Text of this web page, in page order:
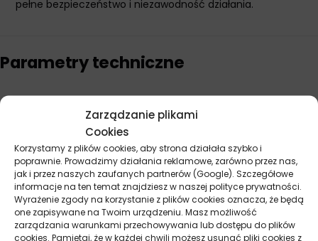
Zarządzanie plikami
Cookies
Korzystamy z plików cookies, aby strona działała szybko i
poprawnie. Prowadzimy działania reklamowe, zarówno przez nas,
jak i przez naszych zaufanych partnerów (Google). Szczegółowe
informacje na ten temat znajdziesz w naszej polityce prywatności.
Wyrażenie zgody na korzystanie z plików cookies oznacza, że będą
one zapisywane na Twoim urządzeniu. Masz możliwość
zarządzania warunkami przechowywania lub dostępu do plików
cookies. Pamiętaj, że w każdej chwili możesz usunąć pliki cookies z
pełne bezpieczeństwo i niezawodność działania.
Parametry techniczne
Producent Virage
Opinie
Na razie nie ma opinii o produkcie.
Dodaj opinię